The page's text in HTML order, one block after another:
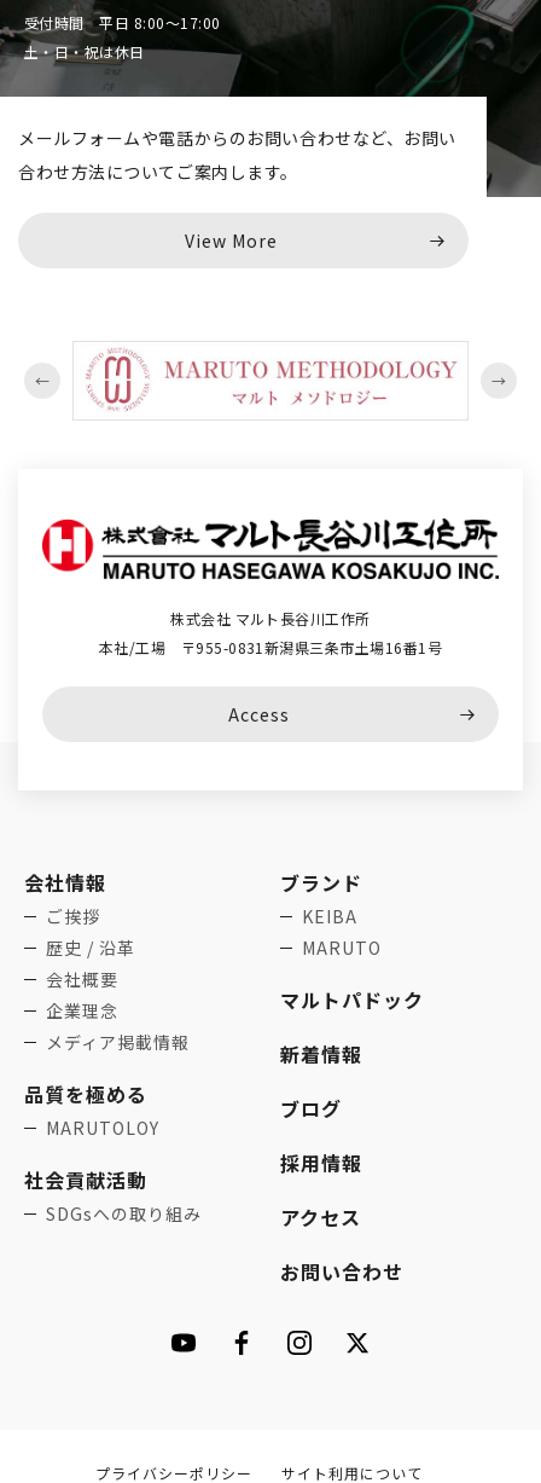
受付時間 平日 8:00～17:00
土・日・祝は休日
メールフォームや電話からのお問い合わせなど、 お問い
合わせ方法についてご案内します。
View More
株式会社 マルト長谷川工作所
本社/工場 〒955-0831新潟県三条市土場16番1号
Access
会社情報
ご挨拶
歴史 / 沿革
会社概要
企業理念
メディア掲載情報
品質を極める
MARUTOLOY
社会貢献活動
SDGsへの取り組み
ブランド
KEIBA
MARUTO
マルトパドック
新着情報
ブログ
採用情報
アクセス
お問い合わせ
プライバシーポリシー サイト利用について